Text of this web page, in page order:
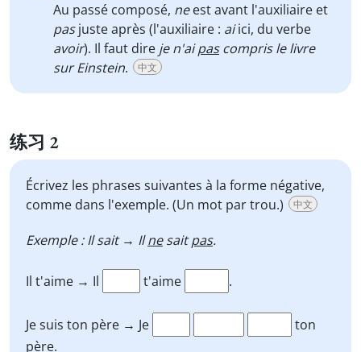
Au passé composé, neest avant l'auxiliaire et
pasjuste après (l'auxiliaire : aiici, du verbe
avoir). Il faut dire je n'aipascompris le livre
sur Einstein. 中文
练习 2
Écrivez les phrases suivantes à la forme négative,
comme dans l'exemple. (Un mot par trou.)
中文
Exemple : Il sait → Ilnesaitpas.
Il t'aime → Il t'aime .
Je suis ton père → Je
ton
père.